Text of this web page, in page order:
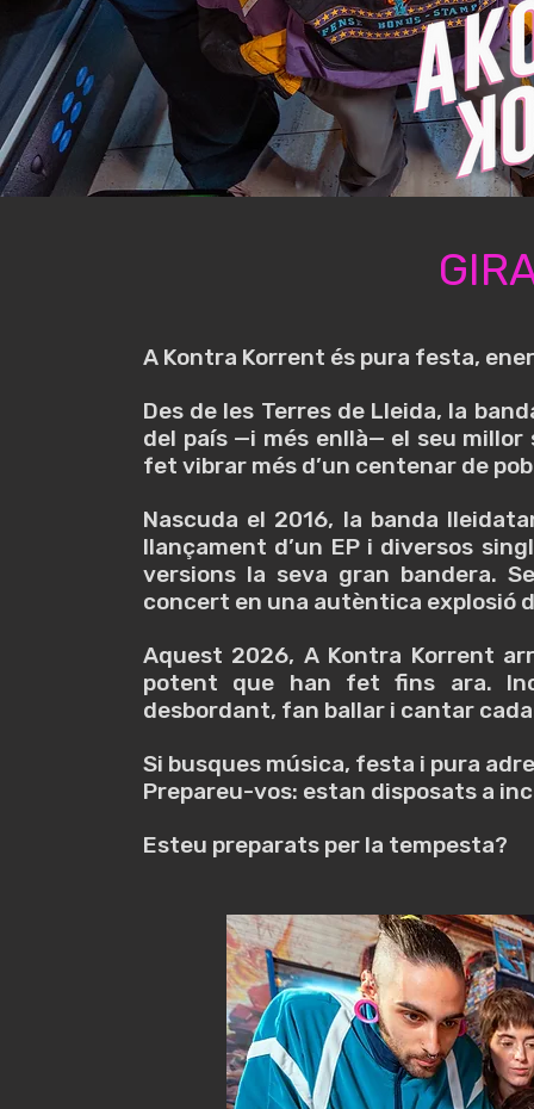
A Kontra Korrent és pura festa,
Des de les Terres de Lleida, la
del país —i més enllà— el seu
fet vibrar més d’un centenar de
Nascuda el 2016, la banda
llançament d’un EP i diversos
versions la seva gran bandera.
concert en una autèntica explosió
Aquest 2026, A Kontra Korrent
potent que han fet fins ara.
desbordant, fan ballar i cantar
Si busques música, festa i pura
Prepareu-vos: estan disposats a
Esteu preparats per la tempesta?